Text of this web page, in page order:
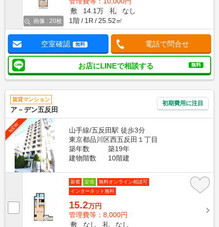
画像 : 20枚
敷
14.1万 礼
なし
1階
1R 25.52㎡
空室確認 無料 電話で問合せ
お店にLINEで相談する 無料
賃貸マンション
ア－デン五反田
初期費用に注目
NEW
山手線/五反田駅 徒歩3分
東京都品川区西五反田１丁目
築年数
築19年
建物階数
10階建
新着 定借
無料オンライン相談可
インターネット無料
15.2万円
管理費等：8,000円
敷
なし 礼
なし